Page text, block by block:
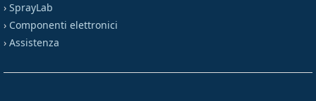
› SprayLab
› Componenti elettronici
› Assistenza